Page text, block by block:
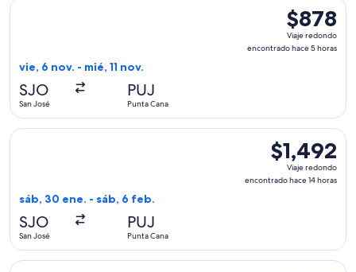
$878
Viaje
redondo,
$878
Viaje redondo
encontrado hace 5 horas
vie, 6 nov. - mié, 11 nov.
SJO
San José
PUJ
Punta Cana
Seleccionar vuelo de American Airlines, con salida el vie, 6
$1,492
Viaje
redondo,
$1,492
Viaje redondo
encontrado hace 14 horas
sáb, 30 ene. - sáb, 6 feb.
SJO
San José
PUJ
Punta Cana
Seleccionar vuelo de Delta, con salida el sáb, 30 ene.
Seleccionar vuelo de United, con salida el dom, 6 jun.